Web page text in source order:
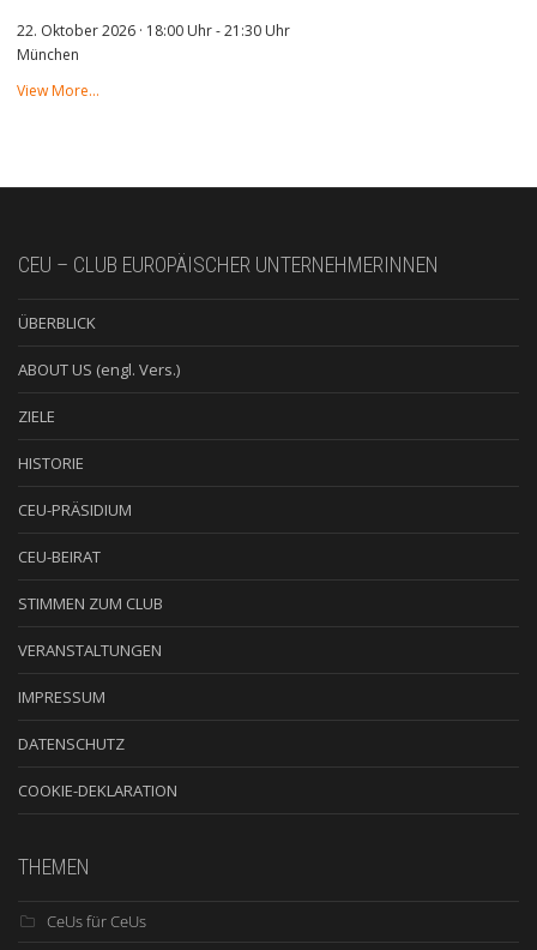
22. Oktober 2026 · 18:00 Uhr-21:30 Uhr
München
View More…
CEU – CLUB EUROPÄISCHER UNTERNEHMERINNEN
ÜBERBLICK
ABOUT US (engl. Vers.)
ZIELE
HISTORIE
CEU-PRÄSIDIUM
CEU-BEIRAT
STIMMEN ZUM CLUB
VERANSTALTUNGEN
IMPRESSUM
DATENSCHUTZ
COOKIE-DEKLARATION
THEMEN
CeUs für CeUs